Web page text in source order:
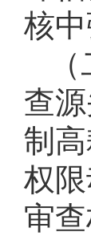
核
查
制
权
审